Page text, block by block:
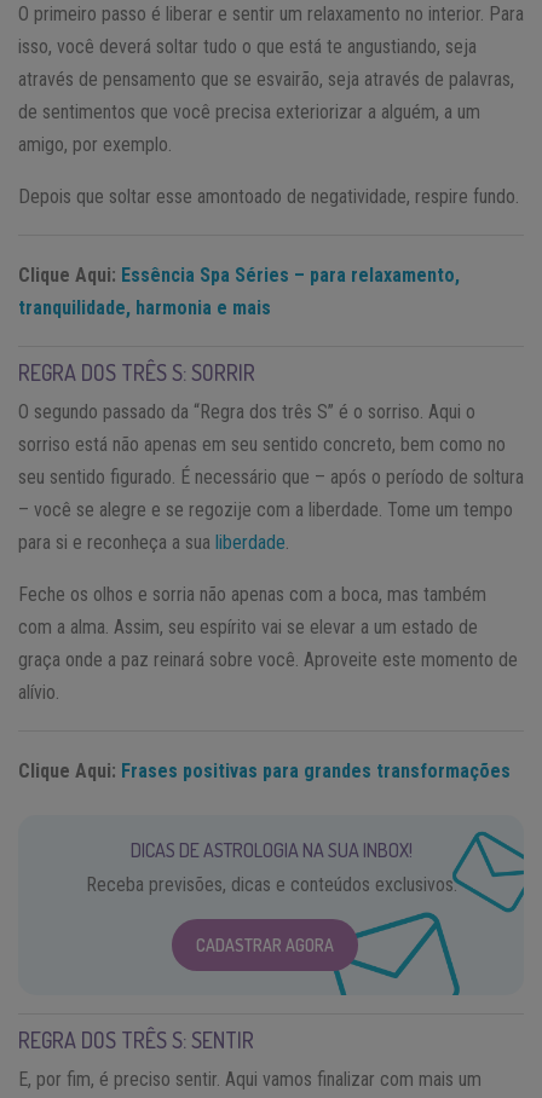
O primeiro passo é liberar e sentir um relaxamento no interior. Para
isso, você deverá soltar tudo o que está te angustiando, seja
através de pensamento que se esvairão, seja através de palavras,
de sentimentos que você precisa exteriorizar a alguém, a um
amigo, por exemplo.
Depois que soltar esse amontoado de negatividade, respire fundo.
Clique Aqui: Essência Spa Séries – para relaxamento,
tranquilidade, harmonia e mais
REGRA DOS TRÊS S: SORRIR
O segundo passado da “Regra dos três S” é o sorriso. Aqui o
sorriso está não apenas em seu sentido concreto, bem como no
seu sentido figurado. É necessário que – após o período de soltura
– você se alegre e se regozije com a liberdade. Tome um tempo
para si e reconheça a sua liberdade
Feche os olhos e sorria não apenas com a boca, mas também
com a alma. Assim, seu espírito vai se elevar a um estado de
graça onde a paz reinará sobre você. Aproveite este momento de
alívio.
Clique Aqui: Frases positivas para grandes transformações
DICAS DE ASTROLOGIA NA SUA INBOX!
Receba previsões, dicas e conteúdos exclusivos.
CADASTRAR AGORA
REGRA DOS TRÊS S: SENTIR
E, por fim, é preciso sentir. Aqui vamos finalizar com mais um